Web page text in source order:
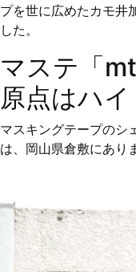
プを世に広めたカモ井
した。
マステ「
原点はハ
マスキングテープのシ
は、岡山県倉敷にあり